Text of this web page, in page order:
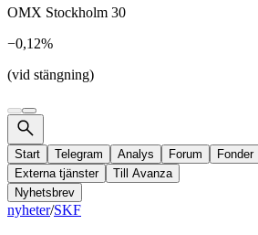
OMX Stockholm 30
−0,12%
(vid stängning)
Start Telegram Analys Forum Fonder
Externa tjänster
Till Avanza
Nyhetsbrev
nyheter/SKF